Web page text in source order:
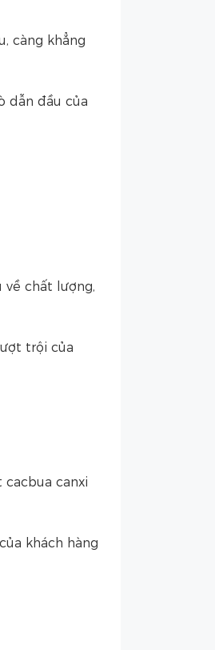
càng khẳng
dẫn đầu của
về chất lượng,
trội của
canxi
khách hàng